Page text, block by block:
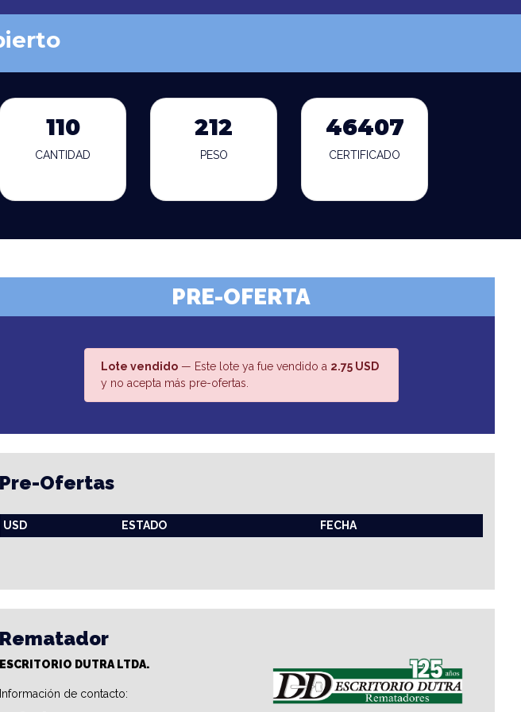
110
CANTIDAD
212
PESO
46407
CERTIFICADO
PRE-OFERTA
Lote vendido— Este lote ya fue vendido a 2.75 USD
y no acepta más pre-ofertas.
Pre-Ofertas
USD ESTADO FECHA
Rematador
ESCRITORIO DUTRA LTDA.
Información de contacto: